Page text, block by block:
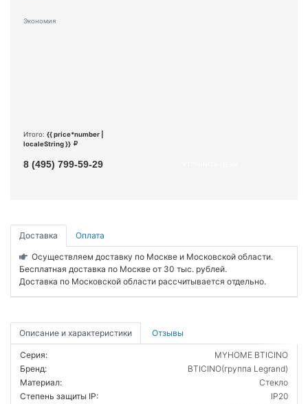
Экономия
Итого: {{ price*number |
localeString }}
8 (495) 799-59-29
Доставка Оплата
Осуществляем доставку по Москве и Московской области.
Бесплатная доставка по Москве от 30 тыс. рублей.
Доставка по Московской области рассчитывается отдельно.
Описание и характеристики Отзывы
Серия:
MYHOME BTICINO
Бренд:
BTICINO(группа Legrand)
Материал:
Стекло
Степень защиты IP:
IP20